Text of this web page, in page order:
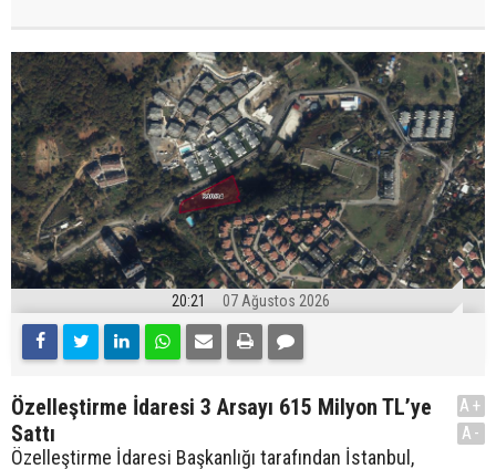
20:21 07 Ağustos 2026
Özelleştirme İdaresi 3 Arsayı 615 Milyon TL’ye
Sattı
Özelleştirme İdaresi Başkanlığı tarafından İstanbul,
A+
A-